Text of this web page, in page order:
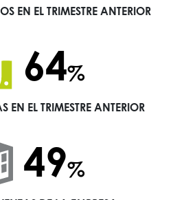
EN EL TRIMESTRE ANTERIOR
83%
EN EL TRIMESTRE ANTERIOR
64%